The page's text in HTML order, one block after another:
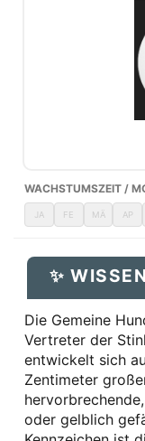
WACHSTUMSZEIT /
JA FE MÄ AP
✨
Die Gemeine
Vertreter der
entwickelt sich
Zentimeter
oder gelblich